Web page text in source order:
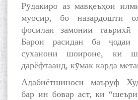
Рӯдакиро аз мавқеъҳои
муосир, бо назардошти
фосилаи замонии таърихӣ
Барои расидан ба
суханони шоироне, ки
дарёфтаанд, кӯмак карда
Адабиётшиноси маъруф
бар ин бовар аст, ки
Сухбати навқаламон бо
Муъмин Қаноат\Meeting of
young talents with Mumyin
Kanoat